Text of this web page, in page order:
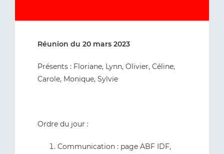
Réunion du 20 mars 2023
Présents : Floriane, Lynn, Olivier, Céline,
Carole, Monique, Sylvie
Ordre du jour :
Communication : page ABF IDF,